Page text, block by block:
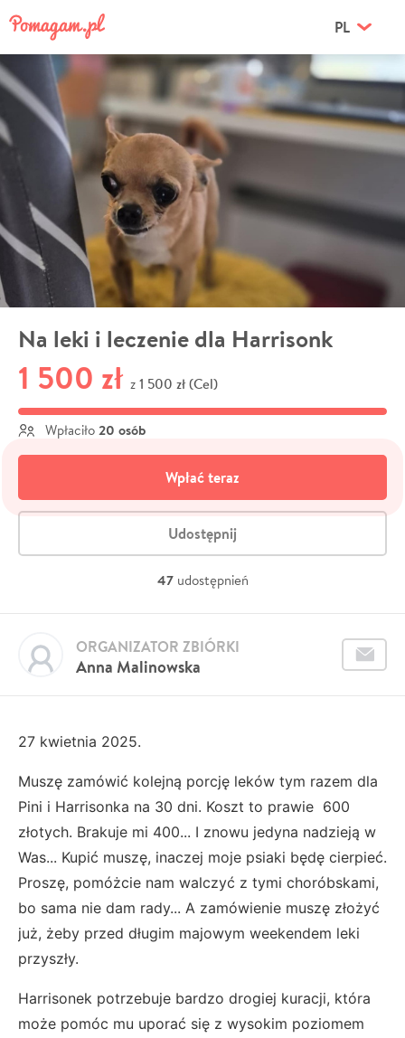
PL
Na leki i leczenie dla Harrisonk
1 500 zł z 1 500 zł (Cel)
Wpłaciło 20 osób
Wpłać teraz
Udostępnij
47 udostępnień
Anna Malinowska
ORGANIZATOR ZBIÓRKI
27 kwietnia 2025.
Muszę zamówić kolejną porcję leków tym razem dla
Pini i Harrisonka na 30 dni. Koszt to prawie 600
złotych. Brakuje mi 400... I znowu jedyna nadzieją w
Was... Kupić muszę, inaczej moje psiaki będę cierpieć.
Proszę, pomóżcie nam walczyć z tymi choróbskami,
bo sama nie dam rady... A zamówienie muszę złożyć
już, żeby przed długim majowym weekendem leki
przyszły.
Harrisonek potrzebuje bardzo drogiej kuracji, która
może pomóc mu uporać się z wysokim poziomem